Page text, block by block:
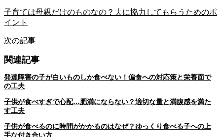
子育ては母親だけのものなの？夫に協力してもらうためのポ
イント
次の記事
関連記事
発達障害の子が白いものしか食べない！偏食への対応策と栄養面で
の工夫
子供が食べすぎで心配…肥満にならない？適切な量と満腹感を満た
す工夫
子供が食べるのに時間がかかるのはなぜ？ゆっくり食べる子への上
手な付き合い方